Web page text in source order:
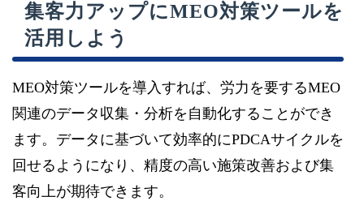
集客力アップにMEO対策ツールを
活用しよう
MEO対策ツールを導入すれば、労力を要するMEO
関連のデータ収集・分析を自動化することができ
ます。データに基づいて効率的にPDCAサイクルを
回せるようになり、精度の高い施策改善および集
客向上が期待できます。